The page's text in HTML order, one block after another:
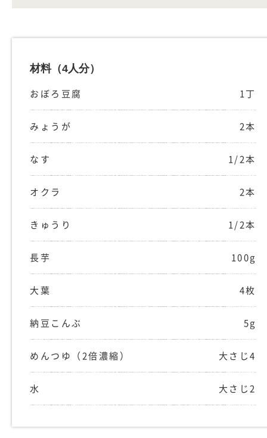
材料（4人分）
おぼろ豆腐 1丁
みょうが 2本
なす 1/2本
オクラ 2本
きゅうり 1/2本
長芋 100g
大葉 4枚
納豆こんぶ 5g
めんつゆ（2倍濃縮） 大さじ4
水 大さじ2